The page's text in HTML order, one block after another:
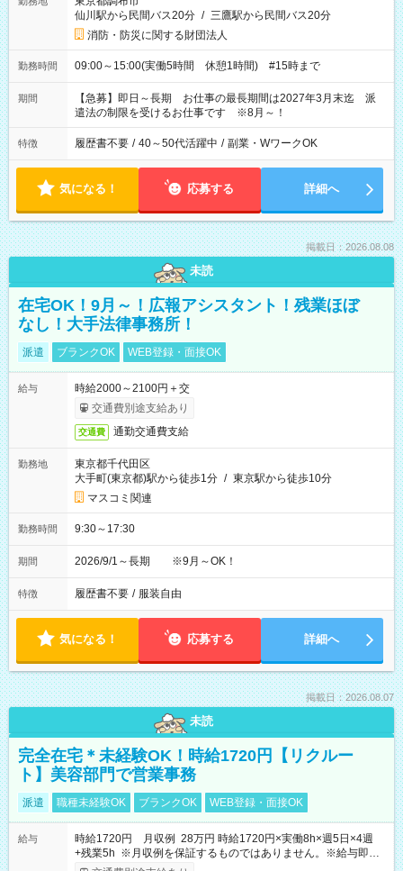
仙川駅から民間バス20分 / 三鷹駅から民間バス20分
消防・防災に関する財団法人
勤務時間 09:00～15:00(実働5時間 休憩1時間) #15時まで
期間
【急募】即日～長期 お仕事の最長期間は2027年3月末迄 派
遣法の制限を受けるお仕事です ※8月～！
特徴 履歴書不要 / 40～50代活躍中 / 副業・WワークOK
気になる！ 応募する 詳細へ
掲載日：2026.08.08
未読
在宅OK！9月～！広報アシスタント！残業ほぼ
なし！大手法律事務所！
派遣 ブランクOK WEB登録・面接OK
給与
時給2000～2100円＋交
交通費別途支給あり
交通費 通勤交通費支給
勤務地
東京都千代田区
大手町(東京都)駅から徒歩1分 / 東京駅から徒歩10分
マスコミ関連
勤務時間 9:30～17:30
期間 2026/9/1～長期 ※9月～OK！
特徴 履歴書不要 / 服装自由
気になる！ 応募する 詳細へ
掲載日：2026.08.07
未読
完全在宅＊未経験OK！時給1720円【リクルー
ト】美容部門で営業事務
派遣 職種未経験OK ブランクOK WEB登録・面接OK
給与
時給1720円 月収例 28万円 時給1720円×実働8h×週5日×4週
+残業5h ※月収例を保証するものではありません。※給与即受
取りサービス利用可（利用条件有）